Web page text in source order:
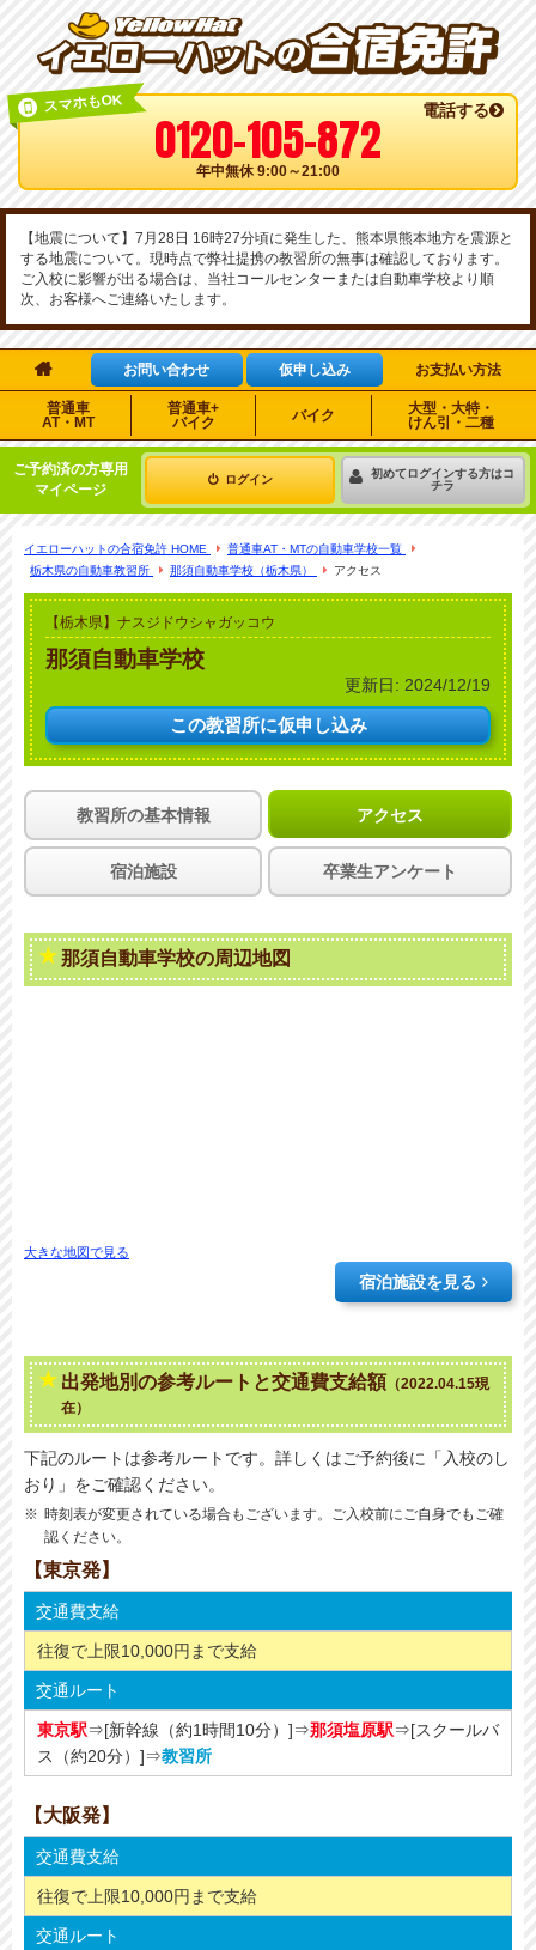
スマホもOK 電話する
0120-105-872
年中無休 9:00～21:00
【地震について】7月28日 16時27分頃に発生した、熊本県熊本地方を震源と
する地震について。現時点で弊社提携の教習所の無事は確認しております。
ご入校に影響が出る場合は、当社コールセンターまたは自動車学校より順
次、お客様へご連絡いたします。
 お問い合わせ 仮申し込み お支払い方法
普通車
AT・MT
普通車+
バイク
バイク
大型・大特・
けん引・二種
ご予約済の方専用
マイページ
ログイン
初めてログインする方はコ
チラ
イエローハットの合宿免許 HOME
普通車AT・MTの自動車学校一覧
栃木県の自動車教習所
那須自動車学校（栃木県） アクセス
【栃木県】ナスジドウシャガッコウ
那須自動車学校
更新日: 2024/12/19
この教習所に仮申し込み
教習所の基本情報 アクセス
宿泊施設 卒業生アンケート
那須自動車学校の周辺地図
大きな地図で見る
宿泊施設を見る
出発地別の参考ルートと交通費支給額 （2022.04.15現
在）
下記のルートは参考ルートです。詳しくはご予約後に「入校のし
おり」をご確認ください。
時刻表が変更されている場合もございます。ご入校前にご自身でもご確
認ください。
【東京発】
交通費支給
往復で上限10,000円まで支給
交通ルート
東京駅⇒[新幹線（約1時間10分）]⇒那須塩原駅⇒[スクールバ
ス（約20分）]⇒教習所
【大阪発】
交通費支給
往復で上限10,000円まで支給
交通ルート